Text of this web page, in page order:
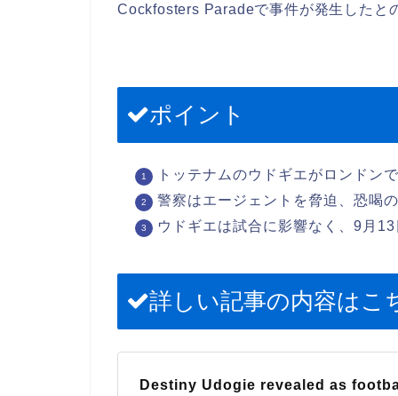
Cockfosters Paradeで事件が発生したと
ポイント
トッテナムのウドギエがロンドン
警察はエージェントを脅迫、恐喝
ウドギエは試合に影響なく、9月
詳しい記事の内容はこ
Destiny Udogie revealed as